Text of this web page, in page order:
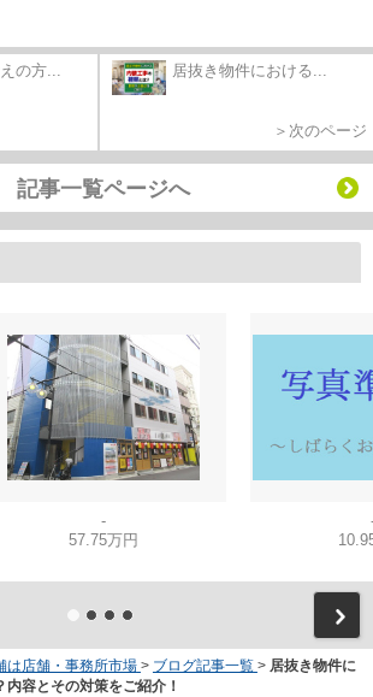
の方... 居抜き物件における...
＞次のページ
記事一覧ページへ
-
57.75万円
は店舗・事務所市場 > ブログ記事一覧 > 居抜き物件に
容とその対策をご紹介！